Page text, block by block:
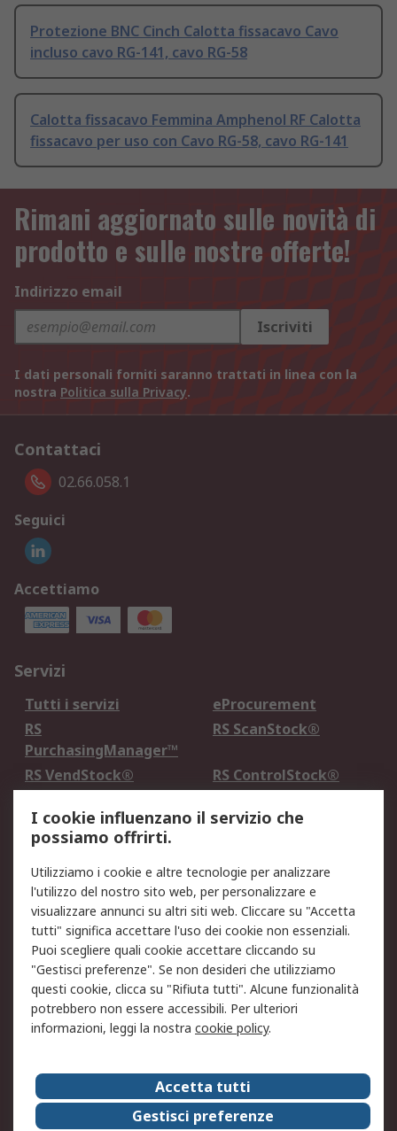
Protezione BNC Cinch Calotta fissacavo Cavo
incluso cavo RG-141, cavo RG-58
Calotta fissacavo Femmina Amphenol RF Calotta
fissacavo per uso con Cavo RG-58, cavo RG-141
Rimani aggiornato sulle novità di
prodotto e sulle nostre offerte!
Indirizzo email
Iscriviti
I dati personali forniti saranno trattati in linea con la
nostra Politica sulla Privacy.
Contattaci
02.66.058.1
Seguici
Accettiamo
Servizi
Tutti i servizi
eProcurement
RS
PurchasingManager™
RS ScanStock®
RS VendStock®
RS ControlStock®
Legale
Informativa Cookie
Informativa Privacy -
Aggiornata
Email Security
Termini d'uso
Condizioni di vendita
Condizioni generali di
servizio
Etica e responsabilità
Chi Siamo
Chi Siamo
Contattaci
Supporto
ESG
Carriere
RS Group
I cookie influenzano il servizio che
possiamo offrirti.
Utilizziamo i cookie e altre tecnologie per analizzare
l'utilizzo del nostro sito web, per personalizzare e
visualizzare annunci su altri siti web. Cliccare su "Accetta
tutti" significa accettare l'uso dei cookie non essenziali.
Puoi scegliere quali cookie accettare cliccando su
"Gestisci preferenze". Se non desideri che utilizziamo
questi cookie, clicca su "Rifiuta tutti". Alcune funzionalità
potrebbero non essere accessibili. Per ulteriori
informazioni, leggi la nostra cookie policy.
Accetta tutti
Gestisci preferenze